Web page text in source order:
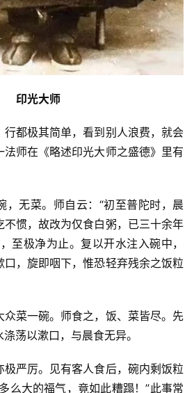
印光大师
行都极其简单，看到别人浪费，就会
法师在《略述印光大师之盛德》里有
，无菜。师自云：“初至普陀时，晨
惯，故改为仅食白粥，已三十余年
至极净为止。复以开水注入碗中，
，旋即咽下，惟恐轻弃残余之饭粒
众菜一碗。师食之，饭、菜皆尽。先
荡以漱口，与晨食无异。
极严厉。见有客人食后，碗内剩饭粒
么大的福气，竟如此糟蹋！”此事常